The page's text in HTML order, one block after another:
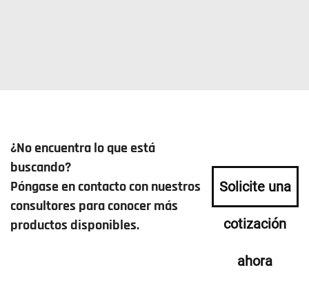
¿No encuentra lo que está
buscando?
Póngase en contacto con nuestros
consultores para conocer más
productos disponibles.
Solicite una
cotización
ahora